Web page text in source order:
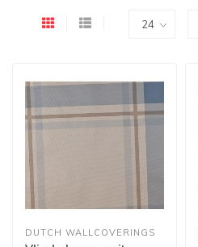
DUTCH WALLCOVERINGS